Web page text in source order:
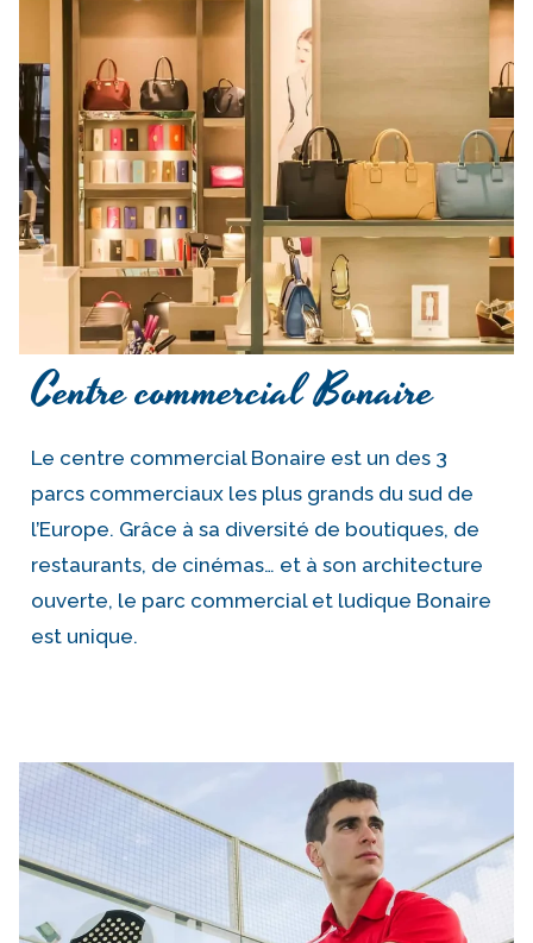
Centre commercial Bonaire
Le centre commercial Bonaire est un des 3
parcs commerciaux les plus grands du sud de
l’Europe. Grâce à sa diversité de boutiques, de
restaurants, de cinémas… et à son architecture
ouverte, le parc commercial et ludique Bonaire
est unique.